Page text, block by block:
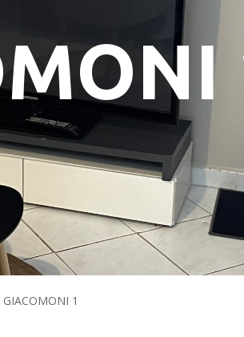
GIACOMONI 1